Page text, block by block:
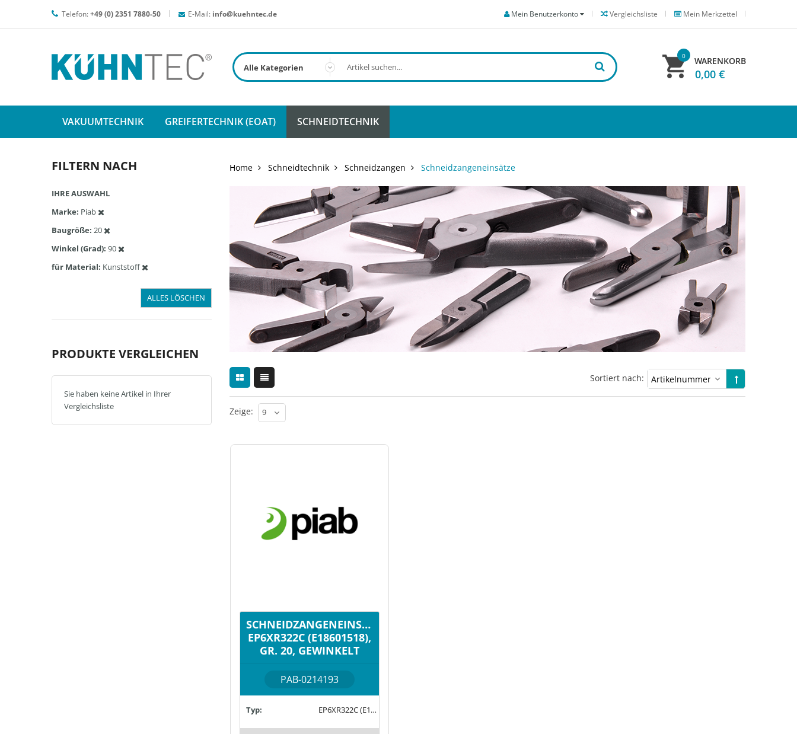
Telefon:+49 (0) 2351 7880-50 E-Mail: info@kuehntec.de Mein Merkzettel
Vergleichsliste
Mein Benutzerkonto
WARENKORB
0
0,00 €
VAKUUMTECHNIK GREIFERTECHNIK (EOAT) SCHNEIDTECHNIK
FILTERN NACH
IHRE AUSWAHL
Marke Piab
Baugröße 20
Winkel (Grad) 90
für Material Kunststoff
ALLES LÖSCHEN
PRODUKTE VERGLEICHEN
Sie haben keine Artikel in Ihrer
Vergleichsliste
Home Schneidtechnik Schneidzangen Schneidzangeneinsätze
Sortiert nach:
Zeige:
SCHNEIDZANGENEINSATZ,
EP6XR322C (E18601518),
GR. 20, GEWINKELT
PAB-0214193
Typ: EP6XR322C (E18601518)